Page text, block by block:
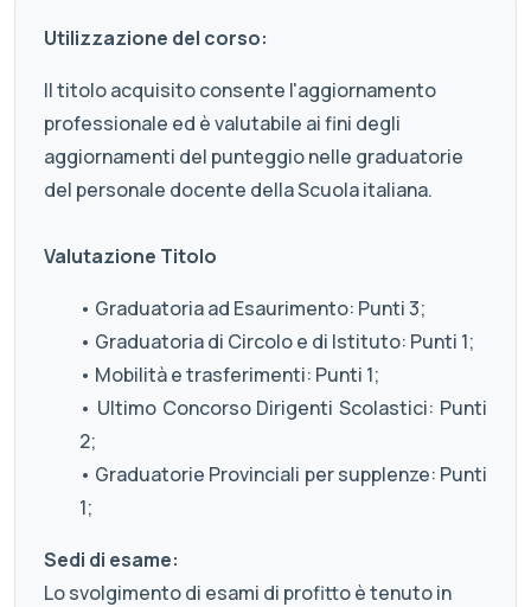
Utilizzazione del corso:
Il titolo acquisito consente l'aggiornamento
professionale ed è valutabile ai fini degli
aggiornamenti del punteggio nelle graduatorie
del personale docente della Scuola italiana.
Valutazione Titolo
• Graduatoria ad Esaurimento: Punti 3;
• Graduatoria di Circolo e di Istituto: Punti 1;
• Mobilità e trasferimenti: Punti 1;
• Ultimo Concorso Dirigenti Scolastici: Punti
2;
• Graduatorie Provinciali per supplenze: Punti
1;
Sedi di esame:
Lo svolgimento di esami di profitto è tenuto in